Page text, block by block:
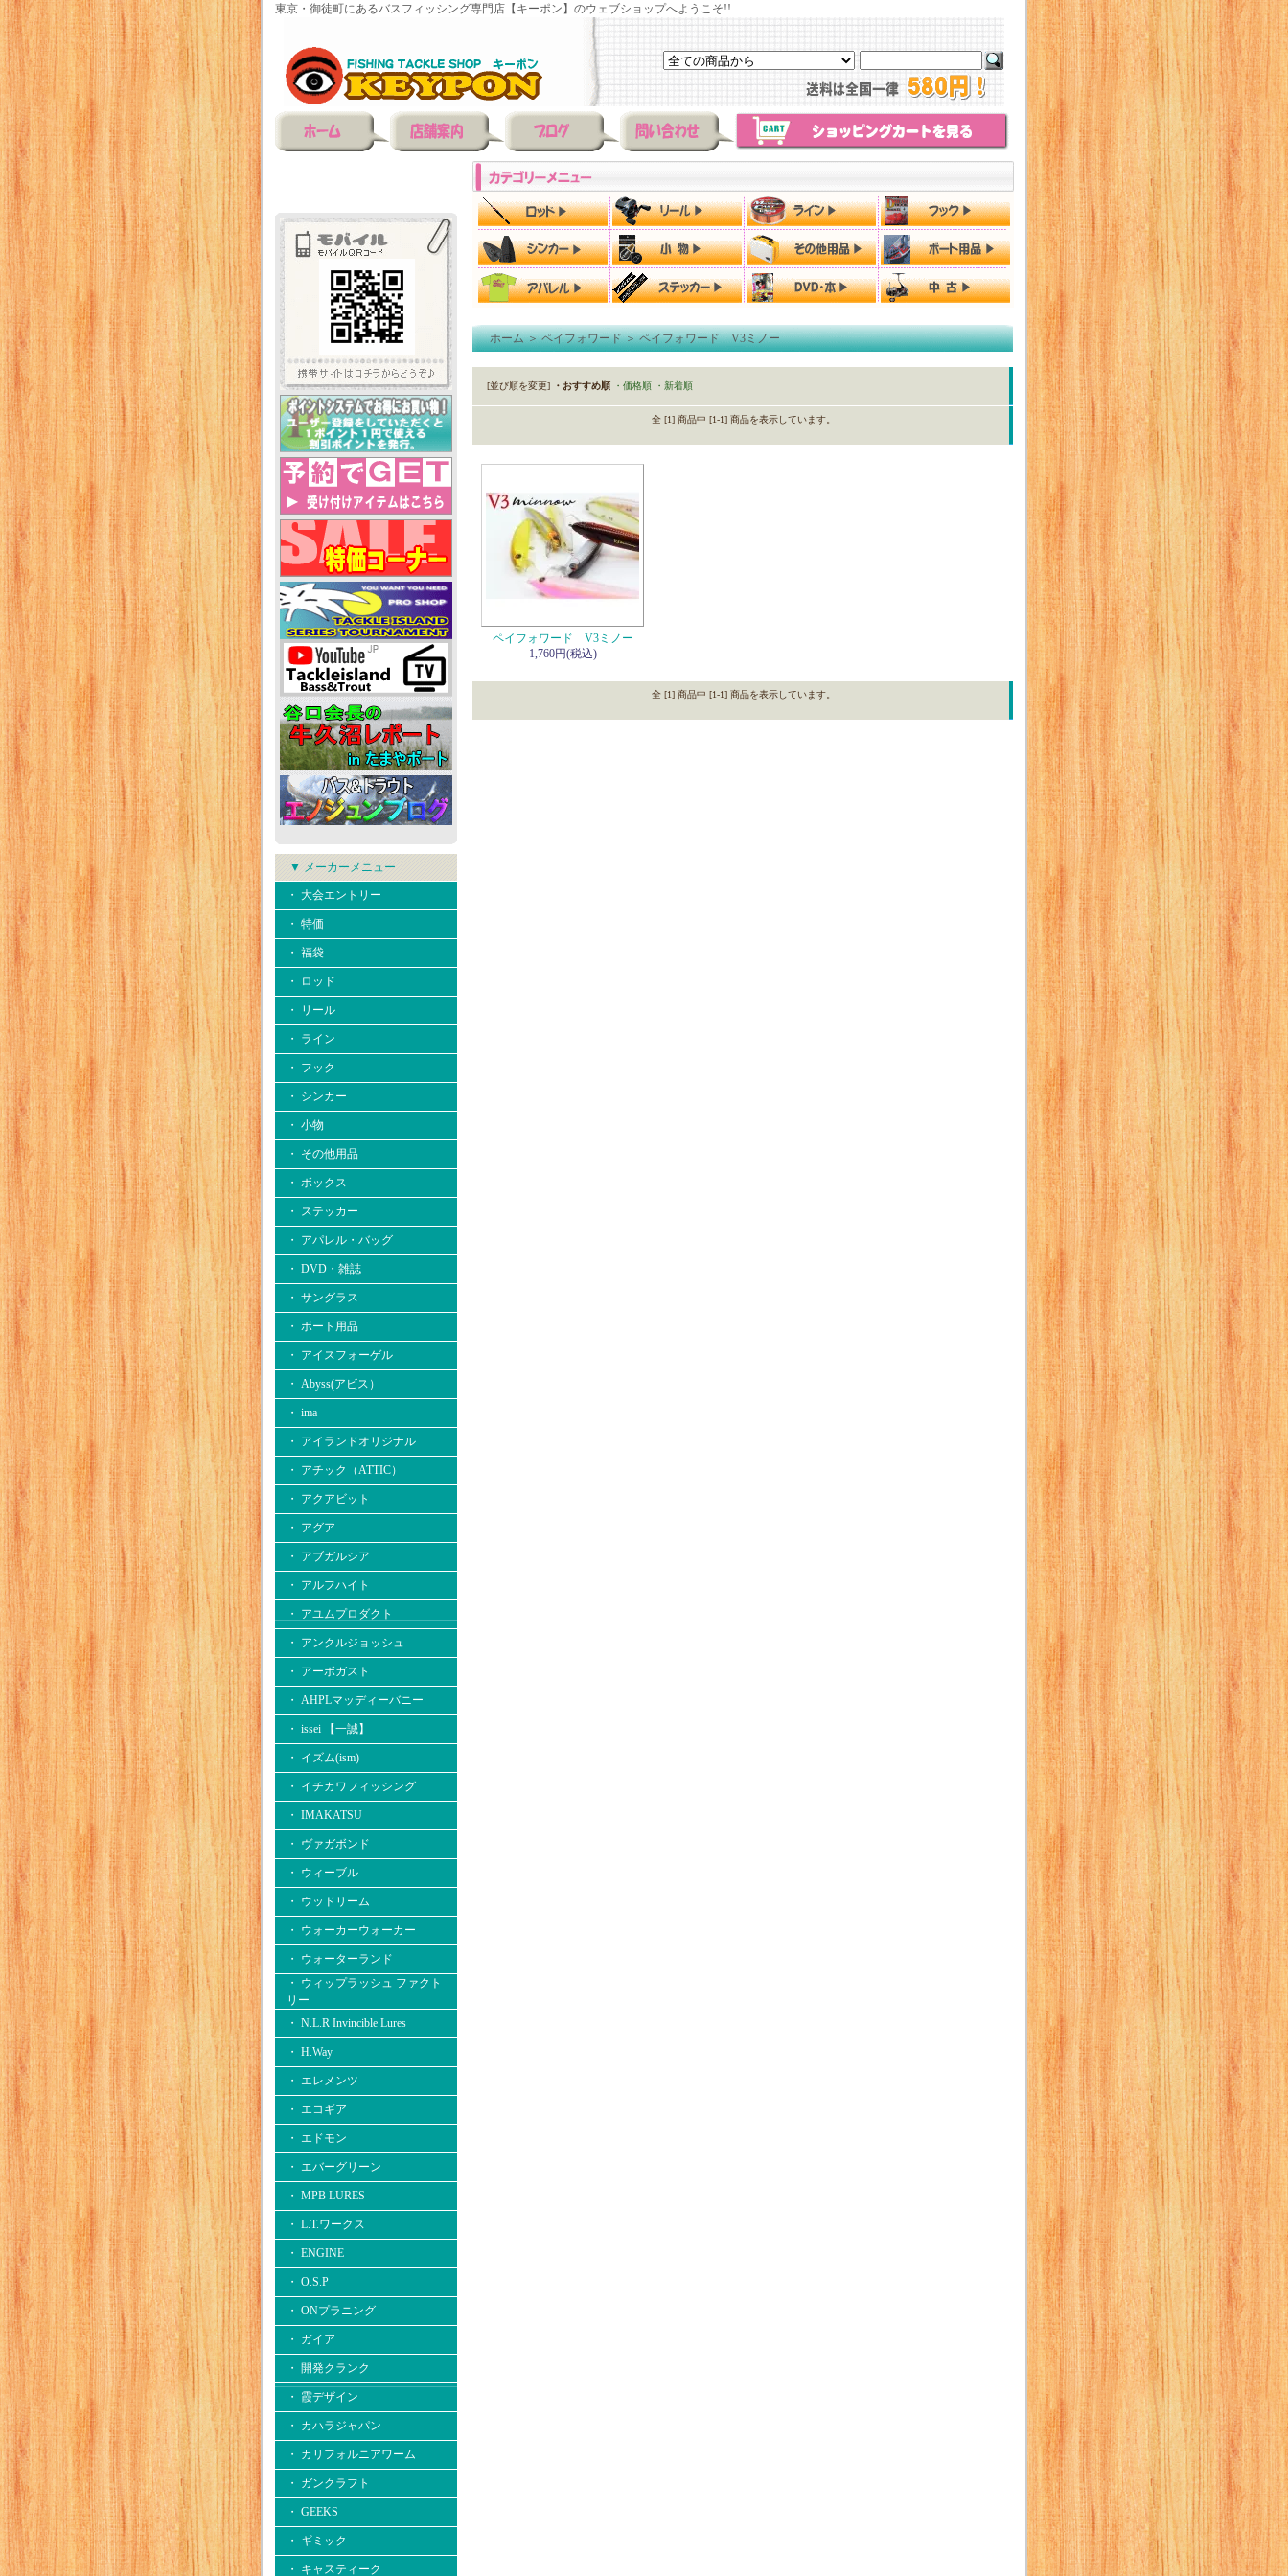
東京・御徒町にあるバスフィッシング専門店【キーポン】のウェブショップへようこそ!!
▼ メーカーメニュー
・ 大会エントリー
・ 特価
・ 福袋
・ ロッド
・ リール
・ ライン
・ フック
・ シンカー
・ 小物
・ その他用品
・ ボックス
・ ステッカー
・ アパレル・バッグ
・ DVD・雑誌
・ サングラス
・ ボート用品
・ アイスフォーゲル
・ Abyss(アビス）
・ ima
・ アイランドオリジナル
・ アチック（ATTIC）
・ アクアビット
・ アグア
・ アブガルシア
・ アルフハイト
・ アユムプロダクト
・ アンクルジョッシュ
・ アーボガスト
・ AHPLマッディーバニー
・ issei 【一誠】
・ イズム(ism)
・ イチカワフィッシング
・ IMAKATSU
・ ヴァガボンド
・ ウィーブル
・ ウッドリーム
・ ウォーカーウォーカー
・ ウォーターランド
・ ウィップラッシュ ファクト
リー
・ N.L.R Invincible Lures
・ H.Way
・ エレメンツ
・ エコギア
・ エドモン
・ エバーグリーン
・ MPB LURES
・ L.T.ワークス
・ ENGINE
・ O.S.P
・ ONプラニング
・ ガイア
・ 開発クランク
・ 霞デザイン
・ カハラジャパン
・ カリフォルニアワーム
・ ガンクラフト
・ GEEKS
・ ギミック
・ キャスティーク
ホーム＞ペイフォワード＞ペイフォワード V3ミノー
[並び順を変更] ・おすすめ順 ・価格順 ・新着順
全 [1] 商品中 [1-1] 商品を表示しています。
ペイフォワード V3ミノー
1,760円(税込)
全 [1] 商品中 [1-1] 商品を表示しています。